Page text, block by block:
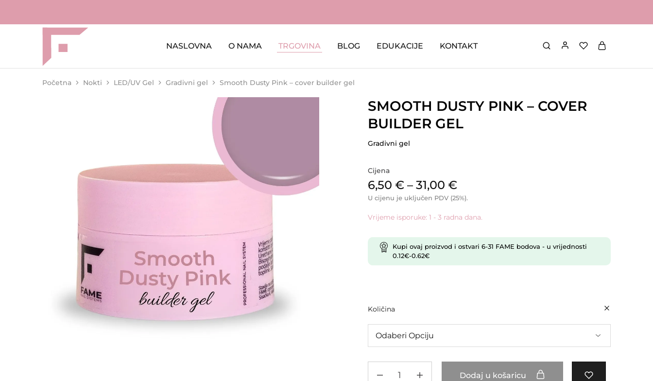
FAME
Profesionalna
za
kozmetičke
NASLOVNA O NAMA TRGOVINA BLOG EDUKACIJE KONTAKT
Početna Nokti LED/UV Gel Gradivni gel Smooth Dusty Pink – cover builder gel
SMOOTH DUSTY PINK – COVER
BUILDER GEL
Gradivni gel
Cijena
6,50 € – 31,00 €
U cijenu je uključen PDV (25%).
Vrijeme isporuke: 1 - 3 radna dana.
Kupi ovaj proizvod i ostvari 6-31 FAME bodova - u vrijednosti
0.12€-0.62€
Količina
Dodaj u košaricu